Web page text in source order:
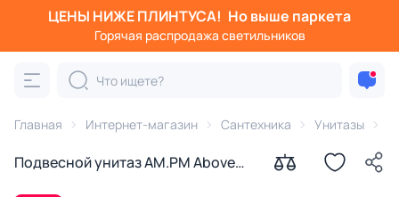
ЦЕНЫ НИЖЕ ПЛИНТУСА! Но выше паркета
Горячая распродажа светильников
Главная Интернет-магазин Сантехника Унитазы
Подвесной унитаз AM.PM Above